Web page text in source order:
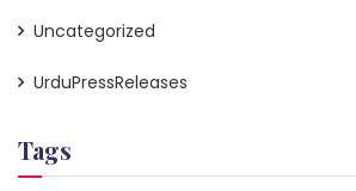
Uncategorized
UrduPressReleases
Tags